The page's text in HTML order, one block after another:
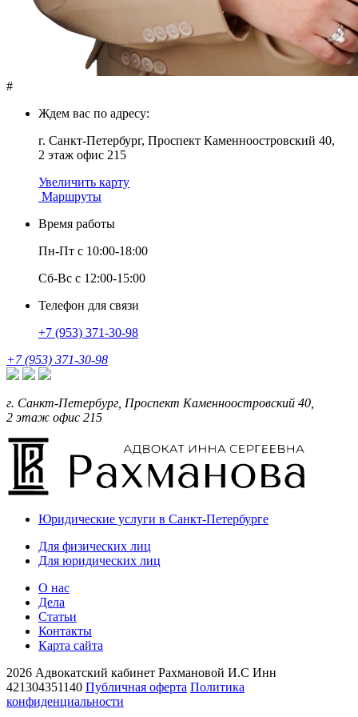
#
Ждем вас по адресу:
г. Санкт-Петербург, Проспект Каменноостровский 40,
2 этаж офис 215
Увеличить карту
Маршруты
Время работы
Пн-Пт с 10:00-18:00
Сб-Вс с 12:00-15:00
Телефон для связи
+7 (953) 371-30-98
+7 (953) 371-30-98
г. Санкт-Петербург, Проспект Каменноостровский 40,
2 этаж офис 215
Юридические услуги в Санкт-Петербурге
Для физических лиц
Для юридических лиц
О нас
Дела
Статьи
Контакты
Карта сайта
2026 Адвокатский кабинет Рахмановой И.С Инн
421304351140 Публичная оферта Политика
конфиденциальности